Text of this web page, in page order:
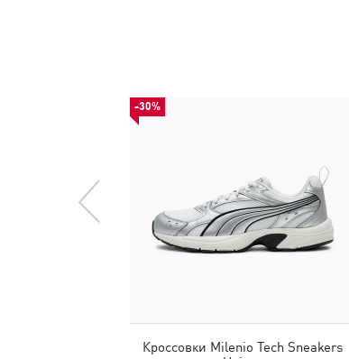
-30%
Кроссовки Milenio Tech Sneakers